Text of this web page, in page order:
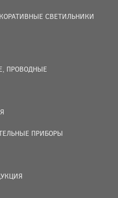
СВЕТИЛЬНИКИ
ПРОВОДНЫЕ
ПРИБОРЫ